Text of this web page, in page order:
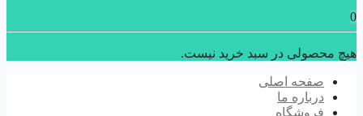
0
هیچ محصولی در سبد خرید نیست.
صفحه اصلی
درباره ما
فروشگاه